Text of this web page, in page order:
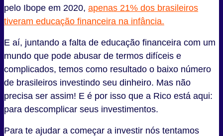
pelo Ibope em 2020, apenas 21% dos brasileiros
tiveram educação financeira na infância.
E aí, juntando a falta de educação financeira com um
mundo que pode abusar de termos difíceis e
complicados, temos como resultado o baixo número
de brasileiros investindo seu dinheiro. Mas não
precisa ser assim! E é por isso que a Rico está aqui:
para descomplicar seus investimentos.
Para te ajudar a começar a investir nós tentamos